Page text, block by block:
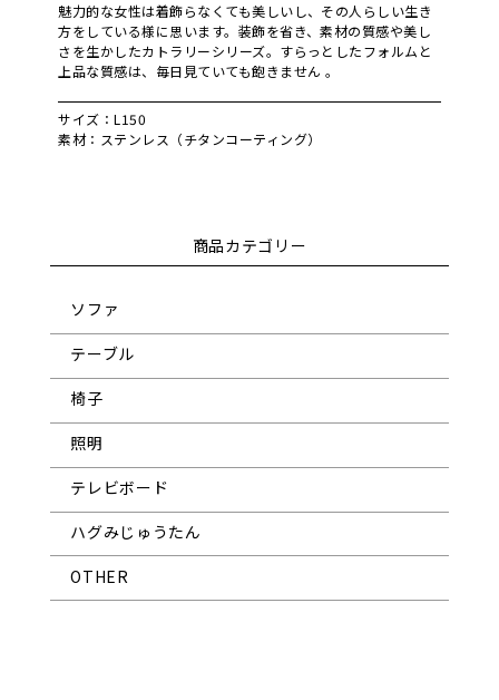
魅力的な女性は着飾らなくても美しいし、その人らしい生き
方をしている様に思います。装飾を省き、素材の質感や美し
さを生かしたカトラリーシリーズ。すらっとしたフォルムと
上品な質感は、毎日見ていても飽きません 。
サイズ：L150
素材：ステンレス（チタンコーティング）
商品カテゴリー
ソファ
テーブル
椅子
照明
テレビボード
ハグみじゅうたん
OTHER